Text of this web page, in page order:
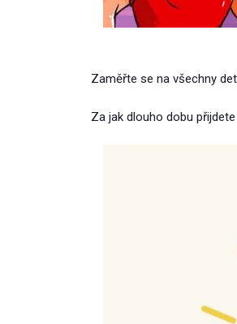
Zaměřte se na všechny
Za jak dlouho dobu